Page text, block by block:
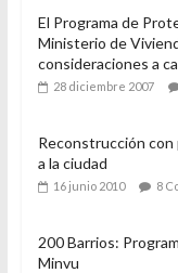
El Programa de
Ministerio de
consideraciones a
28 diciembre 2007
Reconstrucción
a la ciudad
16 junio 2010 8
200 Barrios:
Minvu